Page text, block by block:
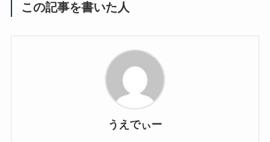
この記事を書いた人
うえでぃー